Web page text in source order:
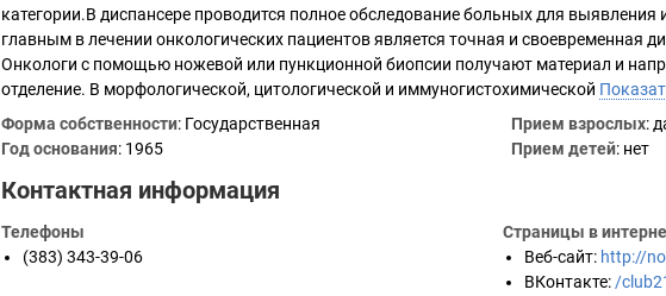
категории.В диспансере проводится полное обследование больных для
главным в лечении онкологических пациентов является точная и своевременная
Онкологи с помощью ножевой или пункционной биопсии получают материал и
отделение. В морфологической, цитологической и иммуногистохимической
Форма собственности: Государственная
Год основания: 1965
Прием взрослых:
Прием детей: нет
Контактная информация
Телефоны
(383) 343-39-06
Страницы в
Веб-сайт: http://
ВКонтакте: /